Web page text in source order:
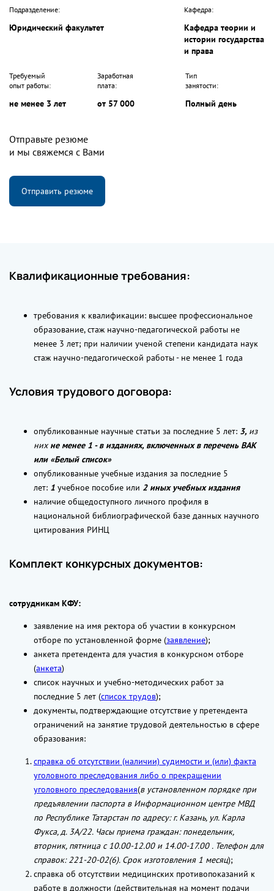
Подразделение:
Юридический факультет
Кафедра:
Кафедра теории и
истории государства
и права
Требуемый
опыт работы:
не менее 3 лет
Заработная
плата:
от 57 000
Тип
занятости:
Полный день
Отправьте резюме
и мы свяжемся с Вами
Отправить резюме
Квалификационные требования:
требования к квалификации: высшее профессиональное
образование, стаж научно-педагогической работы не
менее 3 лет; при наличии ученой степени кандидата наук
стаж научно-педагогической работы - не менее 1 года
Условия трудового договора:
опубликованные научные статьи за последние 5 лет: 3, из
них не менее 1 - в изданиях, включенных в перечень ВАК
или «Белый список»
опубликованные учебные издания за последние 5
лет: 1 учебное пособие или 2 иных учебных издания
наличие общедоступного личного профиля в
национальной библиографической базе данных научного
цитирования РИНЦ
Комплект конкурсных документов:
сотрудникам КФУ:
заявление на имя ректора об участии в конкурсном
отборе по установленной форме (заявление);
анкета претендента для участия в конкурсном отборе
(анкета)
список научных и учебно-методических работ за
последние 5 лет (список трудов);
документы, подтверждающие отсутствие у претендента
ограничений на занятие трудовой деятельностью в сфере
образования:
справка об отсутствии (наличии) судимости и (или) факта
уголовного преследования либо о прекращении
уголовного преследования(в установленном порядке при
предъявлении паспорта в Информационном центре МВД
по Республике Татарстан по адресу: г. Казань, ул. Карла
Фукса, д. 3А/22. Часы приема граждан: понедельник,
вторник, пятница с 10.00-12.00 и 14.00-17.00 . Телефон для
справок: 221-20-02(6). Срок изготовления 1 месяц);
справка об отсутствии медицинских противопоказаний к
работе в должности (действительная на момент подачи